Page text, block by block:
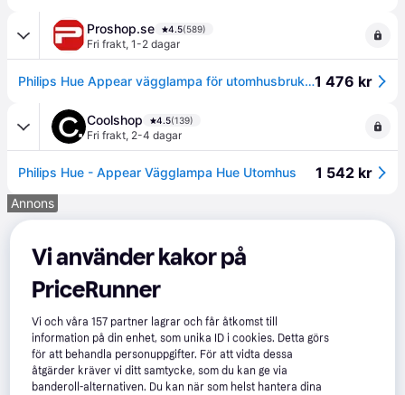
Proshop.se 4.5(589)
Fri frakt, 1-2 dagar
Philips Hue Appear vägglampa för utomhusbruk (svart) - White & Color Ambiance1 476 kr
Coolshop 4.5(139)
Fri frakt, 2-4 dagar
Philips Hue - Appear Vägglampa Hue Utomhus 1 542 kr
Annons
Vi använder kakor på
PriceRunner
Vi och våra157 partner lagrar och får åtkomst till
information på din enhet, som unika ID i cookies. Detta görs
för att behandla personuppgifter. För att vidta dessa
åtgärder kräver vi ditt samtycke, som du kan ge via
banderoll-alternativen. Du kan när som helst hantera dina